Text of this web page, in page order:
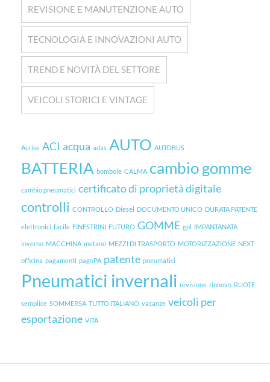
REVISIONE E MANUTENZIONE AUTO
TECNOLOGIA E INNOVAZIONI AUTO
TREND E NOVITÀ DEL SETTORE
VEICOLI STORICI E VINTAGE
Accise ACI acqua adas AUTO AUTOBUS
BATTERIA bombole CALMA cambio gomme
cambio pneumatici certificato di proprietà digitale
controlli CONTROLLO Diesel DOCUMENTO UNICO DURATA PATENTE
elettronici facile FINESTRINI FUTURO GOMME gpl IMPANTANATA
inverno MACCHINA metano MEZZI DI TRASPORTO MOTORIZZAZIONE NEXT
officina pagamenti pagoPA patente pneumatici
Pneumatici invernali revisione rinnovo RUOTE
semplice SOMMERSA TUTTO ITALIANO vacanze veicoli per
esportazione VITA